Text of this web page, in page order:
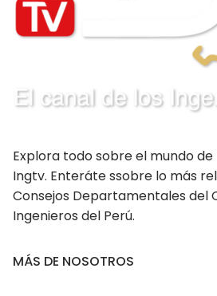
Apurímac
Ayacucho
Callao
Cusco
Huánuco
Explora todo sobre el mundo
Ingtv. Enteráte ssobre lo más
Consejos Departamentales del
Ingenieros del Perú.
MÁS DE NOSOTROS